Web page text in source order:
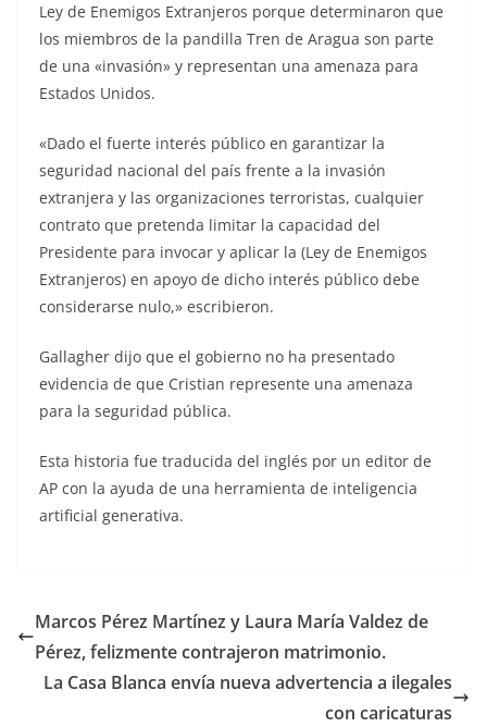
Ley de Enemigos Extranjeros porque determinaron que
los miembros de la pandilla Tren de Aragua son parte
de una «invasión» y representan una amenaza para
Estados Unidos.
«Dado el fuerte interés público en garantizar la
seguridad nacional del país frente a la invasión
extranjera y las organizaciones terroristas, cualquier
contrato que pretenda limitar la capacidad del
Presidente para invocar y aplicar la (Ley de Enemigos
Extranjeros) en apoyo de dicho interés público debe
considerarse nulo,» escribieron.
Gallagher dijo que el gobierno no ha presentado
evidencia de que Cristian represente una amenaza
para la seguridad pública.
Esta historia fue traducida del inglés por un editor de
AP con la ayuda de una herramienta de inteligencia
artificial generativa.
Marcos Pérez Martínez y Laura María Valdez de
Pérez, felizmente contrajeron matrimonio.
La Casa Blanca envía nueva advertencia a ilegales
con caricaturas